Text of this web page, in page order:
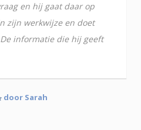
en hij gaat daar op
zijn werkwijze en doet
informatie die hij geeft
door Sarah